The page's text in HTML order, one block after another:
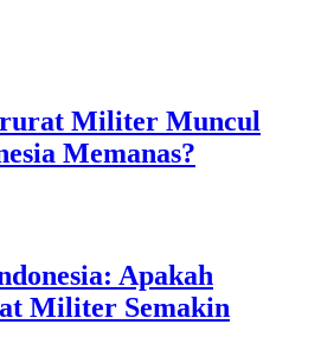
Militer Muncul
Memanas?
Apakah
Militer Semakin